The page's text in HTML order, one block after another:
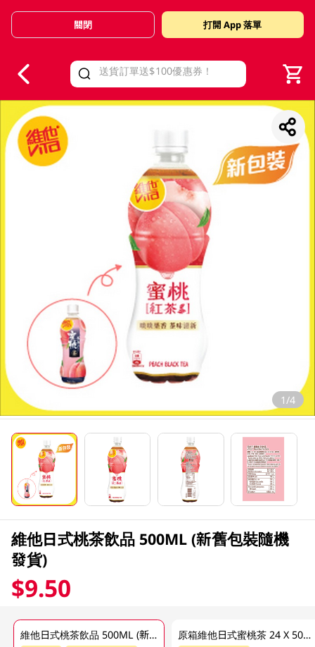
Valid Until 30 June 2026
關閉 打開 App 落單
1/4
維他日式桃茶飲品 500ML (新舊包裝隨機
發貨)
$9.50
維他日式桃茶飲品 500ML (新舊包裝隨機發貨) 原箱維他日式蜜桃茶 24 X 500ML (新舊包裝隨機發貨)